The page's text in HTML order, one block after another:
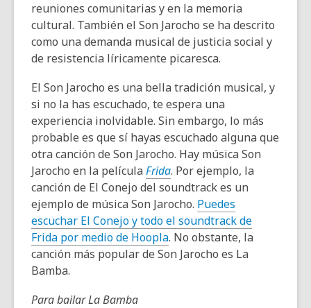
reuniones comunitarias y en la memoria
cultural. También el Son Jarocho se ha descrito
como una demanda musical de justicia social y
de resistencia líricamente picaresca.
El Son Jarocho es una bella tradición musical, y
si no la has escuchado, te espera una
experiencia inolvidable. Sin embargo, lo más
probable es que sí hayas escuchado alguna que
otra canción de Son Jarocho. Hay música Son
Jarocho en la película Frida. Por ejemplo, la
canción de El Conejo del soundtrack es un
ejemplo de música Son Jarocho. Puedes
escuchar El Conejo y todo el soundtrack de
Frida por medio de Hoopla. No obstante, la
canción más popular de Son Jarocho es La
Bamba.
Para bailar La Bamba